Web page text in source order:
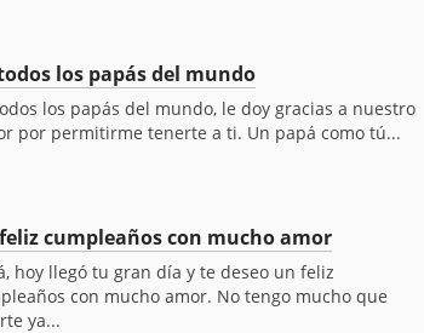
los papás del mundo
los papás del mundo, le doy gracias a nuestro
por permitirme tenerte a ti. Un papá como tú...
cumpleaños con mucho amor
hoy llegó tu gran día y te deseo un feliz
con mucho amor. No tengo mucho que
ya...